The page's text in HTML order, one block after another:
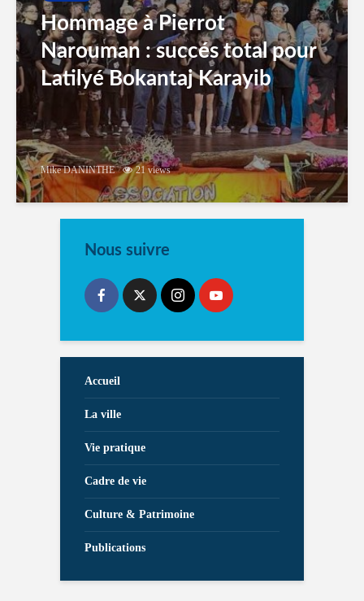
Hommage à Pierrot
Narouman : succés total pour
Latilyé Bokantaj Karayib
Mike DANINTHE 21 views
Nous suivre
Accueil
La ville
Vie pratique
Cadre de vie
Culture & Patrimoine
Publications